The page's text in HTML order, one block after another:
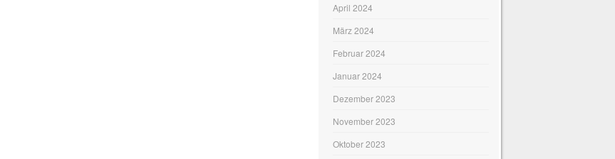
April 2024
März 2024
Februar 2024
Januar 2024
Dezember 2023
November 2023
Oktober 2023